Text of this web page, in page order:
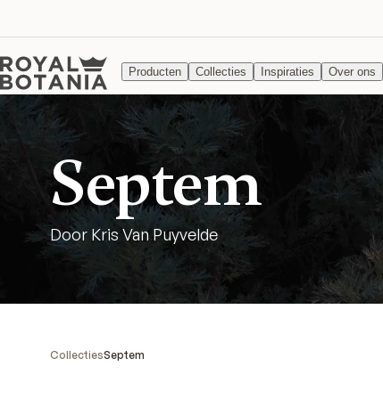
Producten Collecties Inspiraties Over ons
Septem
Door Kris Van Puyvelde
CollectiesSeptem